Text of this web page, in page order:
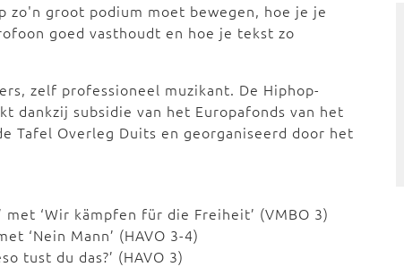
zo'n groot podium moet bewegen, hoe je je
goed vasthoudt en hoe je tekst zo
zelf professioneel muzikant. De Hiphop-
dankzij subsidie van het Europafonds van het
Tafel Overleg Duits en georganiseerd door het
met ‘Wir kämpfen für die Freiheit’ (VMBO 3)
‘Nein Mann’ (HAVO 3-4)
tust du das?’ (HAVO 3)